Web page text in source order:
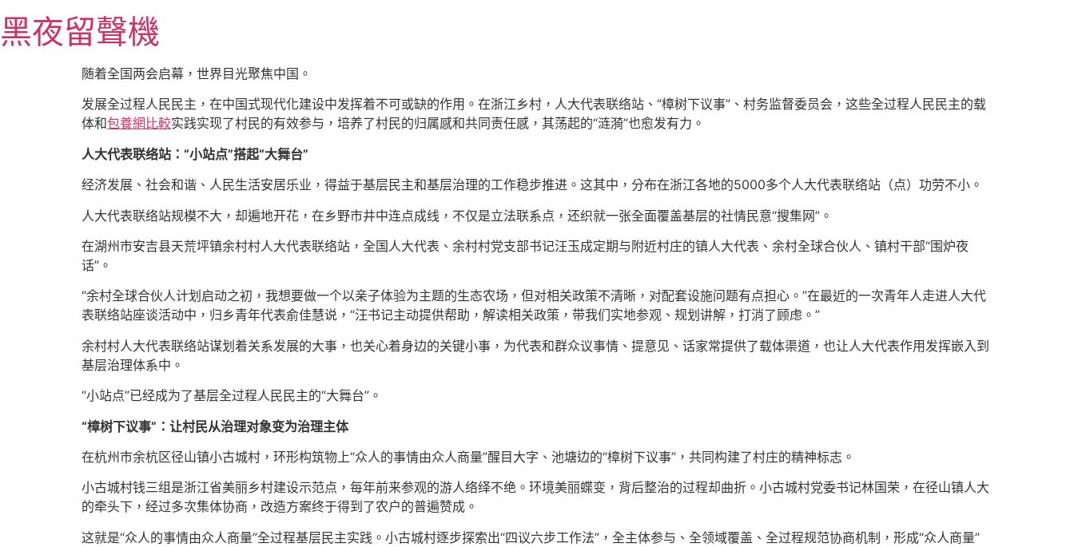
至
主
黑夜留聲機
随着全国两会启幕，世界目光聚焦中国。
发展全过程人民民主，在中国式现代化建设中发挥着不可或缺的作用。在浙江乡村，人大代表联络站、“樟树下议事”、村务监督委员会，这些全过程人民民主的载
体和包養網比較实践实现了村民的有效参与，培养了村民的归属感和共同责任感，其荡起的“涟漪”也愈发有力。
人大代表联络站：“小站点”搭起“大舞台”
经济发展、社会和谐、人民生活安居乐业，得益于基层民主和基层治理的工作稳步推进。这其中，分布在浙江各地的5000多个人大代表联络站（点）功劳不小。
人大代表联络站规模不大，却遍地开花，在乡野市井中连点成线，不仅是立法联系点，还织就一张全面覆盖基层的社情民意“搜集网”。
在湖州市安吉县天荒坪镇余村村人大代表联络站，全国人大代表、余村村党支部书记汪玉成定期与附近村庄的镇人大代表、余村全球合伙人、镇村干部“围炉夜
话”。
“余村全球合伙人计划启动之初，我想要做一个以亲子体验为主题的生态农场，但对相关政策不清晰，对配套设施问题有点担心。”在最近的一次青年人走进人大代
表联络站座谈活动中，归乡青年代表俞佳慧说，“汪书记主动提供帮助，解读相关政策，带我们实地参观、规划讲解，打消了顾虑。”
余村村人大代表联络站谋划着关系发展的大事，也关心着身边的关键小事，为代表和群众议事情、提意见、话家常提供了载体渠道，也让人大代表作用发挥嵌入到
基层治理体系中。
“小站点”已经成为了基层全过程人民民主的“大舞台”。
“樟树下议事”：让村民从治理对象变为治理主体
在杭州市余杭区径山镇小古城村，环形构筑物上“众人的事情由众人商量”醒目大字、池塘边的“樟树下议事”，共同构建了村庄的精神标志。
小古城村钱三组是浙江省美丽乡村建设示范点，每年前来参观的游人络绎不绝。环境美丽蝶变，背后整治的过程却曲折。小古城村党委书记林国荣，在径山镇人大
的牵头下，经过多次集体协商，改造方案终于得到了农户的普遍赞成。
这就是“众人的事情由众人商量”全过程基层民主实践。小古城村逐步探索出“四议六步工作法”，全主体参与、全领域覆盖、全过程规范协商机制，形成“众人商量”